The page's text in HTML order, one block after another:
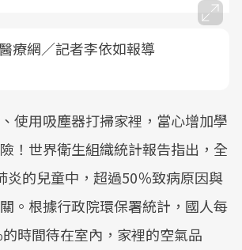
療網／記者李依如報導
使用吸塵器打掃家裡，當心增加學
！世界衛生組織統計報告指出，全
炎的兒童中，超過50％致病原因與
。根據行政院環保署統計，國人每
時間待在室內，家裡的空氣品